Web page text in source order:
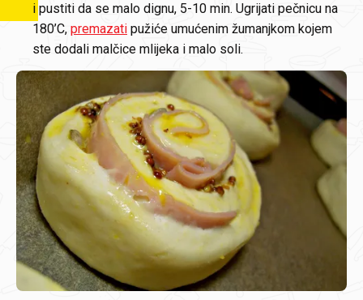
i pustiti da se malo dignu, 5-10 min. Ugrijati pečnicu na
180’C, premazati pužiće umućenim žumanjkom kojem
ste dodali malčice mlijeka i malo soli.